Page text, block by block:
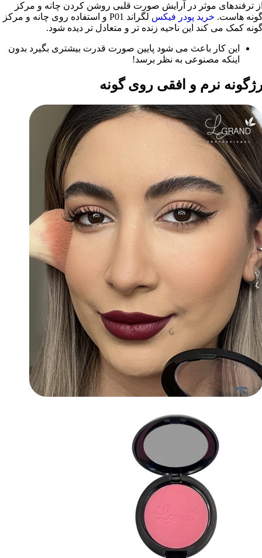
ترفندهای موثر در آرایش صورت قلبی روشن کردن چانه و مرکز
هاست. خرید پودر فیکس
لگراند P01 و استفاده روی چانه و مرکز
کمک می کند این ناحیه زنده تر و متعادل تر دیده شود.
این کار باعث می شود پایین صورت قدرت بیشتری بگیرد بدون
اینکه مصنوعی به نظر برسد!
نرم و افقی روی گونه